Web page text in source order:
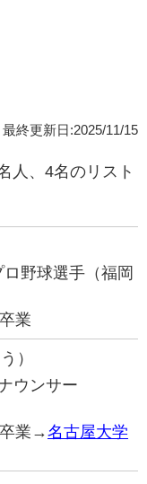
最終更新日:2025/11/15
人、4名のリスト
野球選手（福岡
業
）
ウンサー
業→名古屋大学